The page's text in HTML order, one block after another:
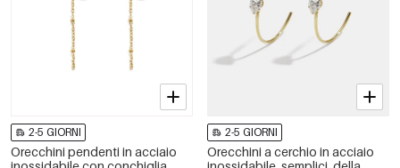
2-5 GIORNI
Orecchini pendenti in acciaio
2-5 GIORNI
Orecchini a cerchio in acciaio